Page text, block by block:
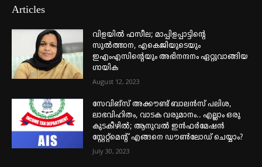
Articles
വിളയിൽ ഫസീല; മാപ്പിളപ്പാട്ടിന്റെ
സുൽത്താന, എകെജിയുടെയും
ഇഎംഎസിന്റെയും അഭിനന്ദനം ഏറ്റുവാങ്ങിയ
ഗായിക
August 12, 2023
സേവിങ്സ് അക്കൗണ്ട് ബാലൻസ് പലിശ,
ലാഭവിഹിതം, വാടക വരുമാനം.. എല്ലാം ഒരു
കുടകീഴിൽ; ആനുവൽ ഇൻഫർമേഷൻ
സ്റ്റേറ്റ്മെന്റ് എങ്ങനെ ഡൗൺലോഡ് ചെയ്യാം?
July 30, 2023